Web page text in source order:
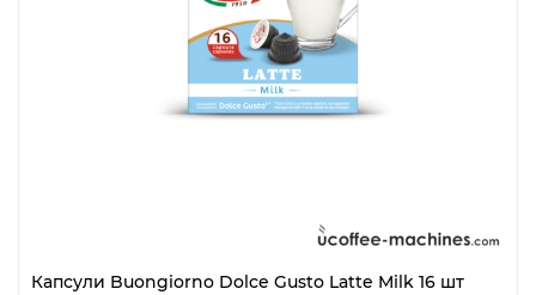
Капсули Buongiorno Dolce Gusto Latte Milk 16 шт